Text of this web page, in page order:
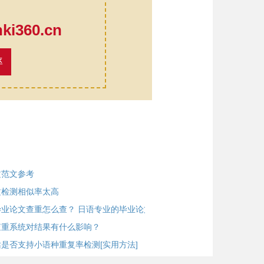
文参考
测相似率太高
论文查重怎么查？ 日语专业的毕业论文要
系统对结果有什么影响？
否支持小语种重复率检测[实用方法]